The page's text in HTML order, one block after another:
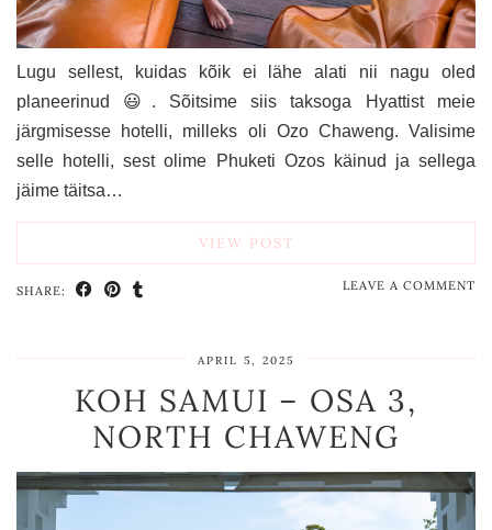
Lugu sellest, kuidas kõik ei lähe alati nii nagu oled
planeerinud 😃. Sõitsime siis taksoga Hyattist meie
järgmisesse hotelli, milleks oli Ozo Chaweng. Valisime
selle hotelli, sest olime Phuketi Ozos käinud ja sellega
jäime täitsa…
VIEW POST
SHARE: LEAVE A COMMENT
APRIL 5, 2025
KOH SAMUI – OSA 3,
NORTH CHAWENG